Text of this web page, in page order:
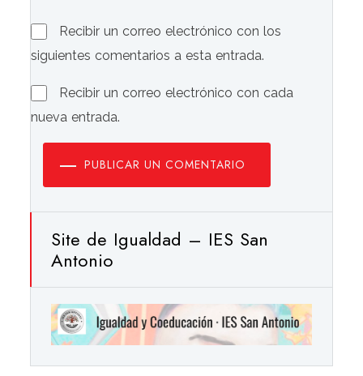
Recibir un correo electrónico con los
siguientes comentarios a esta entrada.
Recibir un correo electrónico con cada
nueva entrada.
PUBLICAR UN COMENTARIO
Site de Igualdad – IES San
Antonio